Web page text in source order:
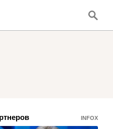
INFOX